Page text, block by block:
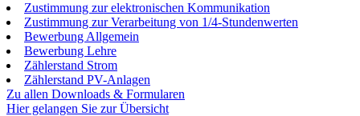
Zustimmung zur elektronischen Kommunikation
Zustimmung zur Verarbeitung von 1/4-Stundenwerten
Bewerbung Allgemein
Bewerbung Lehre
Zählerstand Strom
Zählerstand PV-Anlagen
Zu allen Downloads & Formularen
Hier gelangen Sie zur Übersicht